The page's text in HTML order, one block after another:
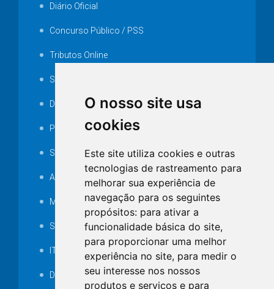
O nosso site usa
cookies
Este site utiliza cookies e outras
tecnologias de rastreamento para
melhorar sua experiência de
navegação para os seguintes
propósitos: para ativar a
funcionalidade básica do site,
para proporcionar uma melhor
experiência no site, para medir o
seu interesse nos nossos
produtos e serviços e para
Diário Oficial
Concurso Público / PSS
Tributos Online
Serviços ISS-E
Decretos
Portarias
SAMAE
Audiência pública
MANUTENÇÃO DE ILUMINAÇÃO PÚBLICA
Serviços Técnicos TI
ITR
Desapropriações